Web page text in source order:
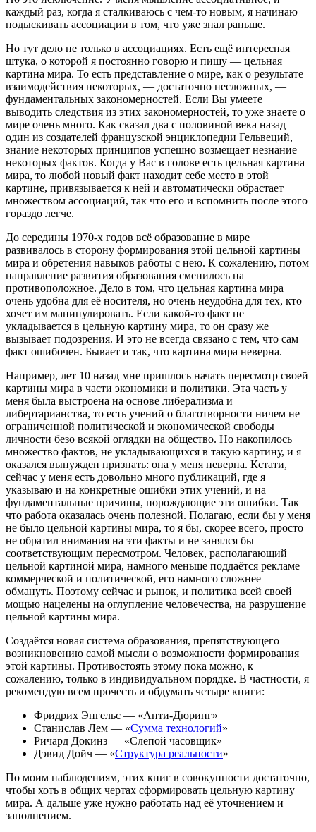
каждый раз, когда я сталкиваюсь с чем-то новым, я начинаю
подыскивать ассоциации в том, что уже знал раньше.
Но тут дело не только в ассоциациях. Есть ещё интересная
штука, о которой я постоянно говорю и пишу — цельная
картина мира. То есть представление о мире, как о результате
взаимодействия некоторых, — достаточно несложных, —
фундаментальных закономерностей. Если Вы умеете
выводить следствия из этих закономерностей, то уже знаете о
мире очень много. Как сказал два с половиной века назад
один из создателей французской энциклопедии Гельвеций,
знание некоторых принципов успешно возмещает незнание
некоторых фактов. Когда у Вас в голове есть цельная картина
мира, то любой новый факт находит себе место в этой
картине, привязывается к ней и автоматически обрастает
множеством ассоциаций, так что его и вспомнить после этого
гораздо легче.
До середины 1970-х годов всё образование в мире
развивалось в сторону формирования этой цельной картины
мира и обретения навыков работы с нею. К сожалению, потом
направление развития образования сменилось на
противоположное. Дело в том, что цельная картина мира
очень удобна для её носителя, но очень неудобна для тех, кто
хочет им манипулировать. Если какой-то факт не
укладывается в цельную картину мира, то он сразу же
вызывает подозрения. И это не всегда связано с тем, что сам
факт ошибочен. Бывает и так, что картина мира неверна.
Например, лет 10 назад мне пришлось начать пересмотр своей
картины мира в части экономики и политики. Эта часть у
меня была выстроена на основе либерализма и
либертарианства, то есть учений о благотворности ничем не
ограниченной политической и экономической свободы
личности безо всякой оглядки на общество. Но накопилось
множество фактов, не укладывающихся в такую картину, и я
оказался вынужден признать: она у меня неверна. Кстати,
сейчас у меня есть довольно много публикаций, где я
указываю и на конкретные ошибки этих учений, и на
фундаментальные причины, порождающие эти ошибки. Так
что работа оказалась очень полезной. Полагаю, если бы у меня
не было цельной картины мира, то я бы, скорее всего, просто
не обратил внимания на эти факты и не занялся бы
соответствующим пересмотром. Человек, располагающий
цельной картиной мира, намного меньше поддаётся рекламе
коммерческой и политической, его намного сложнее
обмануть. Поэтому сейчас и рынок, и политика всей своей
мощью нацелены на оглупление человечества, на разрушение
цельной картины мира.
Создаётся новая система образования, препятствующего
возникновению самой мысли о возможности формирования
этой картины. Противостоять этому пока можно, к
сожалению, только в индивидуальном порядке. В частности, я
рекомендую всем прочесть и обдумать четыре книги:
Фридрих Энгельс — «Анти-Дюринг»
Станислав Лем — «Сумма технологий»
Ричард Докинз — «Слепой часовщик»
Дэвид Дойч — «Структура реальности»
По моим наблюдениям, этих книг в совокупности достаточно,
чтобы хоть в общих чертах сформировать цельную картину
мира. А дальше уже нужно работать над её уточнением и
заполнением.